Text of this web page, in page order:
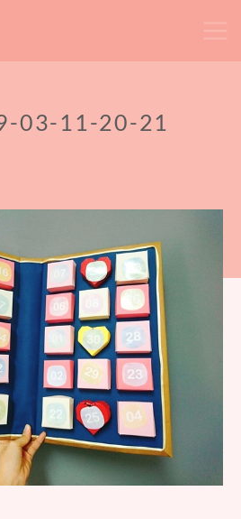
03-11-20-21